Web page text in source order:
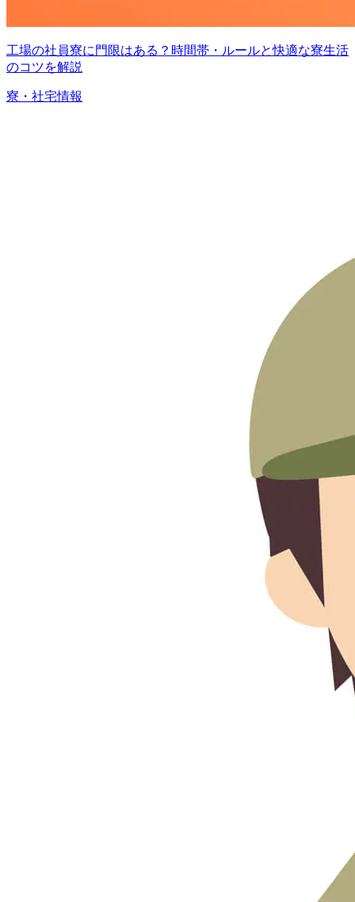
工場の社員寮に門限はある？時間帯・ルールと快適な寮生活
のコツを解説
寮・社宅情報